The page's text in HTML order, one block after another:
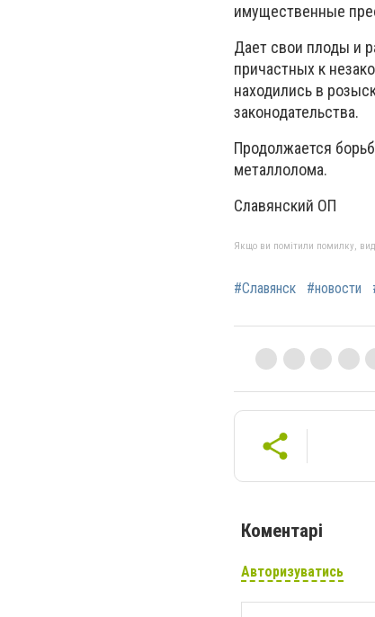
имущественные
Дает свои плоды и
причастных к
находились в
законодательства.
Продолжается
металлолома.
Славянский ОП
Якщо ви помітили помилку,
#Славянск #новости
Коментарі
Авторизуватись